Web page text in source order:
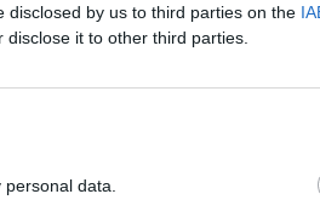
disclosed by us to third parties on the
disclose it to other third parties.
data.
avant d’y monter. La
ouvrir et
rapides. Cela permet de «